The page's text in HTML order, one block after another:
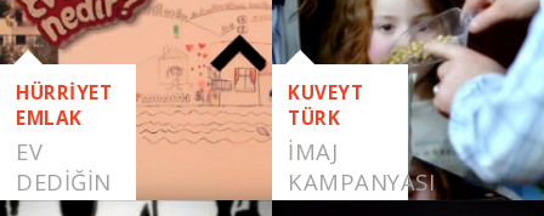
HÜRRİYET
EMLAK
EV
DEDIĞIN
KUVEYT
TÜRK
İMAJ
KAMPANYASI